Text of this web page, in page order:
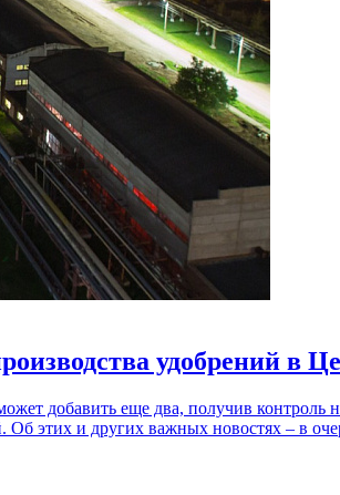
удобрений в
добавить еще два, получив контроль
этих и других важных новостях – в